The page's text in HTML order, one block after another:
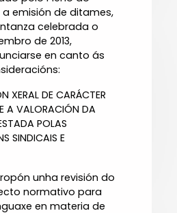
emisión de ditames,
celebrada o
de 2013,
en canto ás
XERAL DE CARÁCTER
A VALORACIÓN DA
POLAS
SINDICAIS E
unha revisión do
normativo para
en materia de